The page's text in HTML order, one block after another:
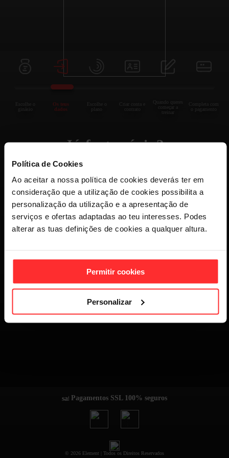
Política de Cookies
Ao aceitar a nossa política de cookies deverás ter em
consideração que a utilização de cookies possibilita a
personalização da utilização e a apresentação de
serviços e ofertas adaptadas ao teu interesses. Podes
alterar as tuas definições de cookies a qualquer altura.
Permitir cookies
Personalizar
Escolhe o
ginásio
Os teus
dados
Escolhe o
treinar
o pagamento
Já foste sócio?
Sim Não
Voltar
© 2026 Element | Todos os Direitos Reservados
Pagamentos SSL 100% seguros